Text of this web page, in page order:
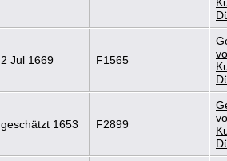
2 Jul 1669 F1565
geschätzt 1653 F2899